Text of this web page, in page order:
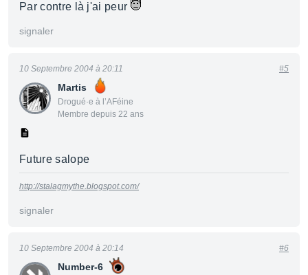
Par contre là j'ai peur
signaler
Martis
Drogué·e à l’AFéine
Membre depuis 22 ans
10 Septembre 2004 à 20:11 #5
Future salope
http://stalagmythe.blogspot.com/
signaler
Number-6
10 Septembre 2004 à 20:14 #6